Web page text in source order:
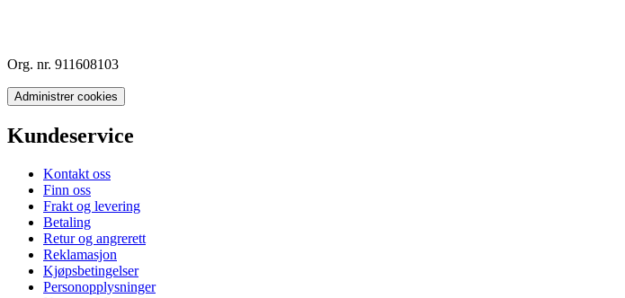
Org. nr. 911608103
Administrer cookies
Kundeservice
Kontakt oss
Finn oss
Frakt og levering
Betaling
Retur og angrerett
Reklamasjon
Kjøpsbetingelser
Personopplysninger